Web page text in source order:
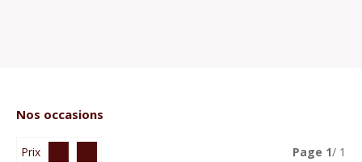
Nos occasions
Prix Page 1/ 1